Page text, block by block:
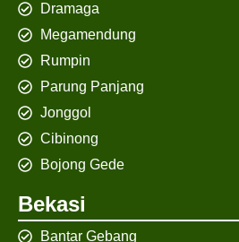
Dramaga
Megamendung
Rumpin
Parung Panjang
Jonggol
Cibinong
Bojong Gede
Bekasi
Bantar Gebang